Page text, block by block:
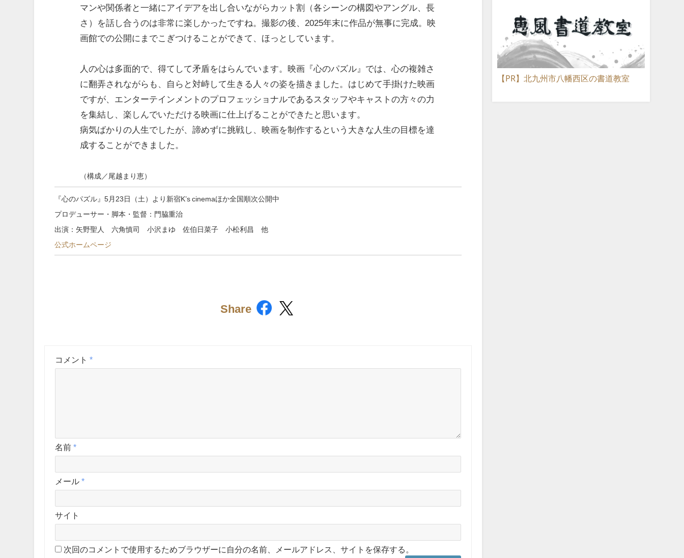
マンや関係者と一緒にアイデアを出し合いながらカット割（各シーンの構図やアングル、長
さ）を話し合うのは非常に楽しかったですね。撮影の後、2025年末に作品が無事に完成。映
画館での公開にまでこぎつけることができて、ほっとしています。
人の心は多面的で、得てして矛盾をはらんでいます。映画『心のパズル』では、心の複雑さ
に翻弄されながらも、自らと対峙して生きる人々の姿を描きました。はじめて手掛けた映画
ですが、エンターテインメントのプロフェッショナルであるスタッフやキャストの方々の力
を集結し、楽しんでいただける映画に仕上げることができたと思います。
病気ばかりの人生でしたが、諦めずに挑戦し、映画を制作するという大きな人生の目標を達
成することができました。
（構成／尾越まり恵）
『心のパズル』5月23日（土）より新宿K’s cinemaほか全国順次公開中
プロデューサー・脚本・監督：門脇重治
出演：矢野聖人 六角慎司 小沢まゆ 佐伯日菜子 小松利昌 他
公式ホームページ
Share
コメント*
名前*
メール*
サイト
次回のコメントで使用するためブラウザーに自分の名前、メールアドレス、サイトを保存する。
【PR】北九州市八幡西区の書道教室